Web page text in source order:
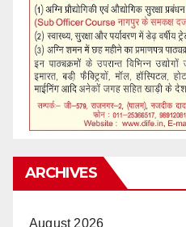
ARCHIVES
August 2026